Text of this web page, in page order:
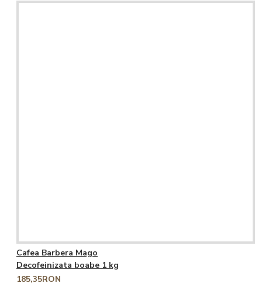
Cafea Barbera Mago
Decofeinizata boabe 1 kg
185,35RON